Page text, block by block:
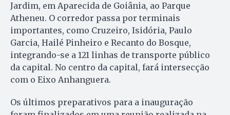
Jardim, em Aparecida de Goiânia, ao Parque
Atheneu. O corredor passa por terminais
importantes, como Cruzeiro, Isidória, Paulo
Garcia, Hailé Pinheiro e Recanto do Bosque,
integrando-se a 121 linhas de transporte público
da capital. No centro da capital, fará intersecção
com o Eixo Anhanguera.
Os últimos preparativos para a inauguração